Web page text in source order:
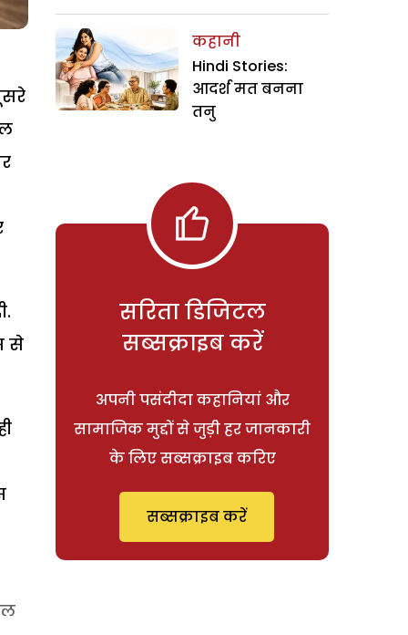
से
कहानी
Hindi Stories:
आदर्श मत बनना
तनु
सरिता डिजिटल
सब्सक्राइब करें
अपनी पसंदीदा कहानियां और
सामाजिक मुद्दों से जुड़ी हर जानकारी
के लिए सब्सक्राइब करिए
सब्सक्राइब करें